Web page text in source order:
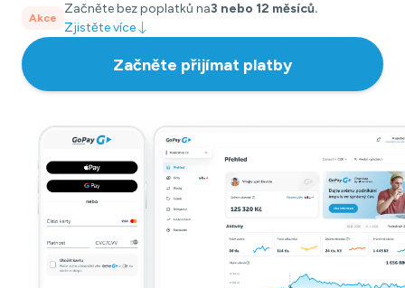
Akce
Začněte bez poplatků na3 nebo 12 měsíců.
Zjistěte více
Začněte přijímat platby